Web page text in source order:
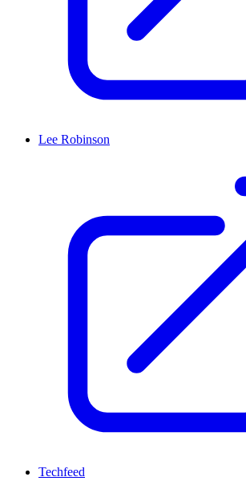
Lee Robinson
Techfeed